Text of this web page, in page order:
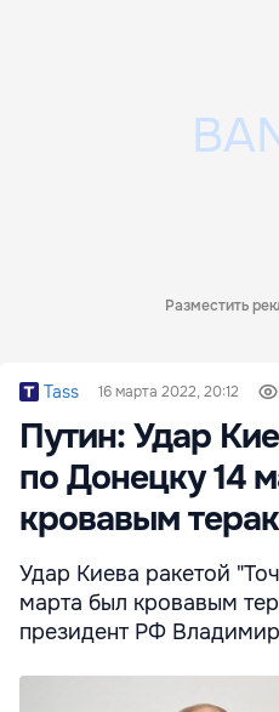
Разместить
Tass 16 марта 2022, 20:12
Путин: Удар
по Донецку 14
кровавым
Удар Киева ракетой
марта был кровавым
президент РФ